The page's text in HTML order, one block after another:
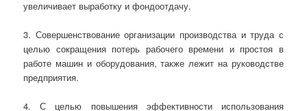
увеличивает выработку и фондоотдачу.
3. Совершенствование организации производства и труда с
целью сокращения потерь рабочего времени и простоя в
работе машин и оборудования, также лежит на руководстве
предприятия.
4. С целью повышения эффективности использования